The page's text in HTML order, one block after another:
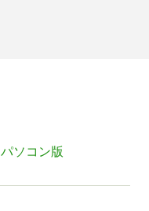
パソコン版